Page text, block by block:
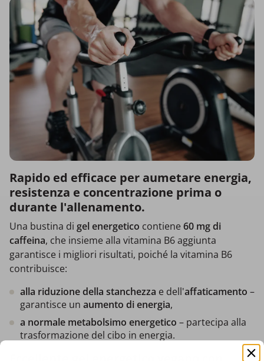
Rapido ed efficace per aumetare energia,
resistenza e concentrazione prima o
durante l'allenamento.
Una bustina di gel energetico contiene60 mg di
caffeina, che insieme alla vitamina B6 aggiunta
garantisce i migliori risultati, poiché la vitamina B6
contribuisce:
alla riduzione della stanchezza e dell'affaticamento –
garantisce un aumento di energia,
a normale metabolsimo energetico – partecipa alla
trasformazione del cibo in energia.